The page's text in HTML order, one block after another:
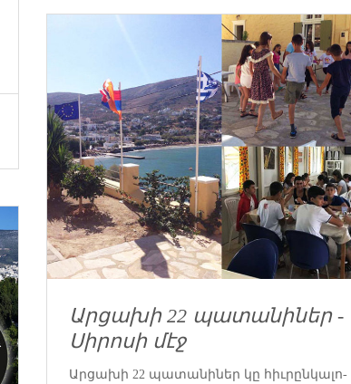
Ար­ցա­խի 22 պա­տա­նի­ներ ­
Սի­րո­սի մէջ
Ար­ցա­խի 22 պա­տա­նի­ներ կը հիւ­րըն­կա­լո­